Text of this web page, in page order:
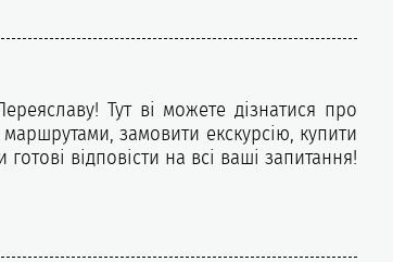
Тут ві можете дізнатися про
замовити екскурсію, купити
відповісти на всі ваші запитання!